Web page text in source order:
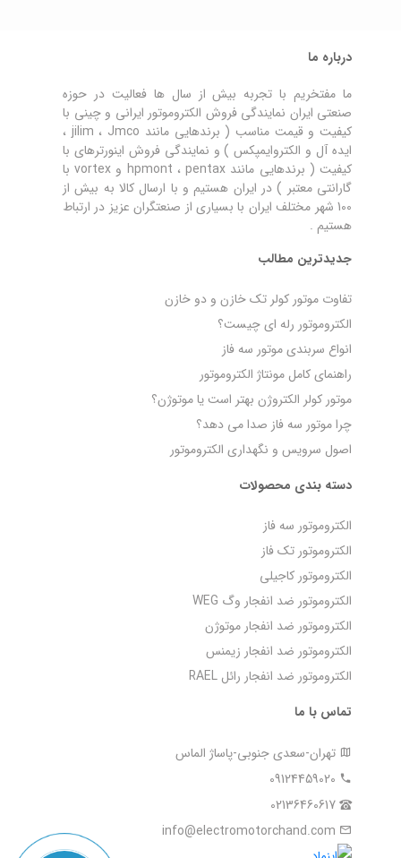
درباره ما
ما مفتخریم با تجربه بیش از سال ها فعالیت در حوزه
صنعتی ایران نمایندگی فروش الکتروموتور ایرانی و چینی با
کیفیت و قیمت مناسب ( برندهایی مانند jilim ، Jmco ،
ایده آل و الکتروایمپکس ) و نمایندگی فروش اینورترهای با
کیفیت ( برندهایی مانند hpmont ، pentax و vortex با
گارانتی معتبر ) در ایران هستیم و با ارسال کالا به بیش از
100 شهر مختلف ایران با بسیاری از صنعتگران عزیز در ارتباط
هستیم .
جدیدترین مطالب
تفاوت موتور کولر تک خازن و دو خازن
الکتروموتور رله‌ ای چیست؟
انواع سربندی موتور سه فاز
راهنمای کامل مونتاژ الکتروموتور
موتور کولر الکتروژن بهتر است یا موتوژن؟
چرا موتور سه فاز صدا می‌ دهد؟
اصول سرویس و نگهداری الکتروموتور
دسته بندی محصولات
الکتروموتور سه فاز
الکتروموتور تک فاز
الکتروموتور کاجیلی
الکتروموتور ضد انفجار وگ WEG
الکتروموتور ضد انفجار موتوژن
الکتروموتور ضد انفجار زیمنس
الکتروموتور ضد انفجار رائل RAEL
تماس با ما
تهران-سعدی جنوبی-پاساژ الماس